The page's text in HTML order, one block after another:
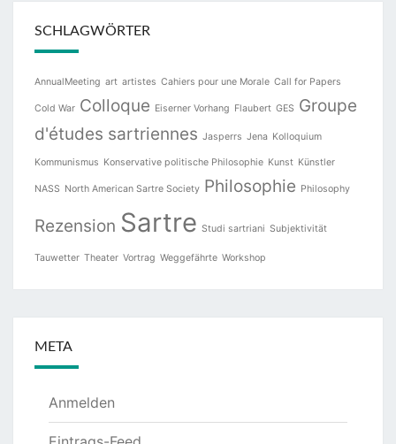
SCHLAGWÖRTER
AnnualMeeting art artistes Cahiers pour une Morale Call for Papers
Cold War Colloque Eiserner Vorhang Flaubert GES Groupe
d'études sartriennes Jasperrs Jena Kolloquium
Kommunismus Konservative politische Philosophie Kunst Künstler
NASS North American Sartre Society Philosophie Philosophy
Rezension Sartre Studi sartriani Subjektivität
Tauwetter Theater Vortrag Weggefährte Workshop
META
Anmelden